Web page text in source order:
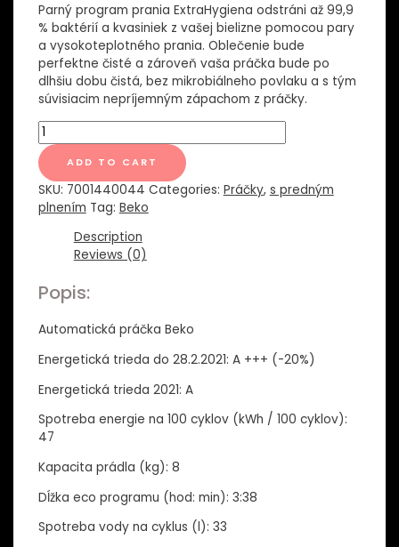
Parný program prania ExtraHygiena odstráni až 99,9
% baktérií a kvasiniek z vašej bielizne pomocou pary
a vysokoteplotného prania. Oblečenie bude
perfektne čisté a zároveň vaša práčka bude po
dlhšiu dobu čistá, bez mikrobiálneho povlaku a s tým
súvisiacim nepríjemným zápachom z práčky.
PRAČKA
BEKO
WUE8736CSXN
quantity
ADD TO CART
SKU: 7001440044 Categories: Práčky, s predným
plnením Tag: Beko
Description
Reviews (0)
Popis:
Automatická práčka Beko
Energetická trieda do 28.2.2021: A +++ (-20%)
Energetická trieda 2021: A
Spotreba energie na 100 cyklov (kWh / 100 cyklov):
47
Kapacita prádla (kg): 8
Dĺžka eco programu (hod: min): 3:38
Spotreba vody na cyklus (l): 33